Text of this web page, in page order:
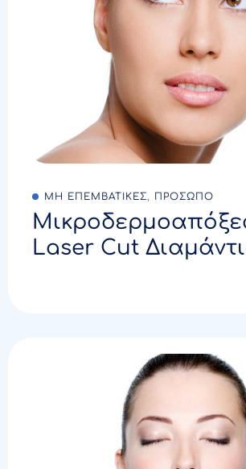
ΜΗ ΕΠΕΜΒΑΤΙΚΕΣ ΠΡΟΣΩΠΟ
Laser Cut